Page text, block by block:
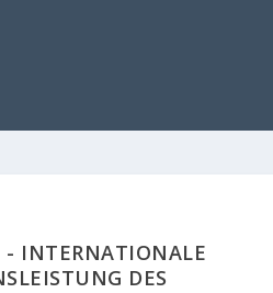
- INTERNATIONALE
DES